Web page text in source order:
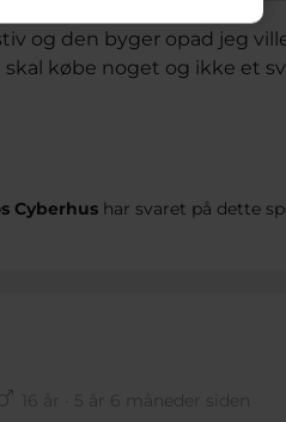
og den byger opad jeg
købe noget og ikke et
Cyberhus har svaret på dette
16 år · 5 år 6 måneder siden